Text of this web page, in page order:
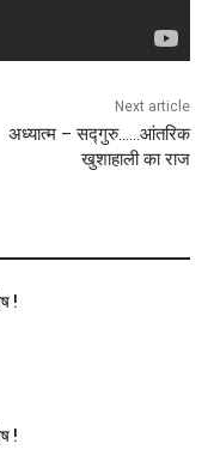
Next article
अध्यात्म – सद्गुरु……आंतरिक
खुशाहाली का राज
!
!